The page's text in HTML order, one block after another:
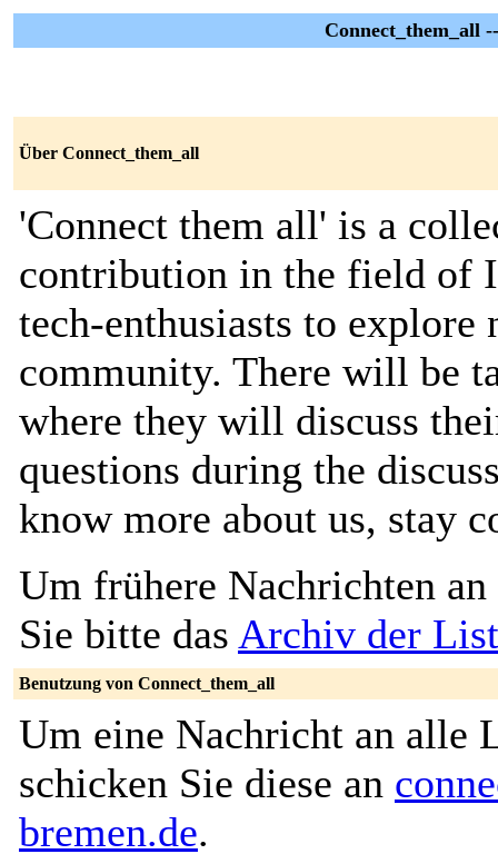
Connect_them_all
Über Connect_them_all
'Connect them all' is a
contribution in the field of
tech-enthusiasts to
community. There will be
where they will discuss
questions during the
know more about us, stay
Um frühere Nachrichten an
Sie bitte das Archiv der
Benutzung von Connect_them_all
Um eine Nachricht an alle
schicken Sie diese an
bremen.de.